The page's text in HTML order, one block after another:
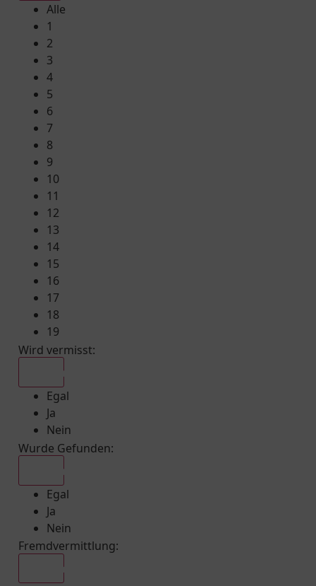
Alle
1
2
3
4
5
6
7
8
9
10
11
12
13
14
15
16
17
18
19
Wird vermisst:
Egal
Ja
Nein
Wurde Gefunden:
Egal
Ja
Nein
Fremdvermittlung: